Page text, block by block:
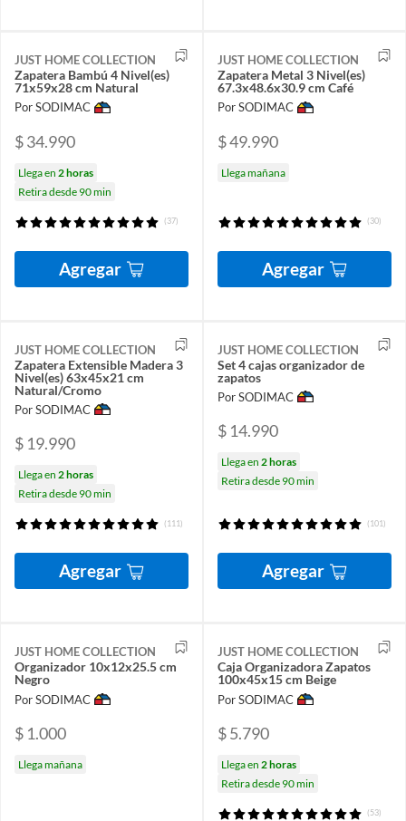
JUST HOME COLLECTION
Zapatera Bambú 4 Nivel(es)
71x59x28 cm Natural
Por SODIMAC
$ 34.990
Llega en 2 horas
Retira desde 90 min
(37)
Agregar
JUST HOME COLLECTION
Zapatera Metal 3 Nivel(es)
67.3x48.6x30.9 cm Café
Por SODIMAC
$ 49.990
Llega mañana
(30)
Agregar
JUST HOME COLLECTION
Zapatera Extensible Madera 3
Nivel(es) 63x45x21 cm
Natural/Cromo
Por SODIMAC
$ 19.990
Llega en 2 horas
Retira desde 90 min
(111)
Agregar
JUST HOME COLLECTION
Set 4 cajas organizador de
zapatos
Por SODIMAC
$ 14.990
Llega en 2 horas
Retira desde 90 min
(101)
Agregar
JUST HOME COLLECTION
Organizador 10x12x25.5 cm
Negro
Por SODIMAC
$ 1.000
Llega mañana
JUST HOME COLLECTION
Caja Organizadora Zapatos
100x45x15 cm Beige
Por SODIMAC
$ 5.790
Llega en 2 horas
Retira desde 90 min
(53)